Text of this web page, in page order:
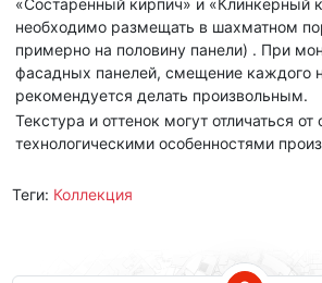
«Состаренный кирпич» и «Клинкерный
необходимо размещать в шахматном
примерно на половину панели) . При
фасадных панелей, смещение каждого
рекомендуется делать произвольным.
Текстура и оттенок могут отличаться
технологическими особенностями
Теги: Коллекция